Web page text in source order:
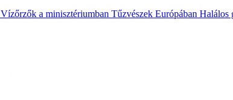
Vízőrzők a minisztériumban Tűzvészek Európában Halálos